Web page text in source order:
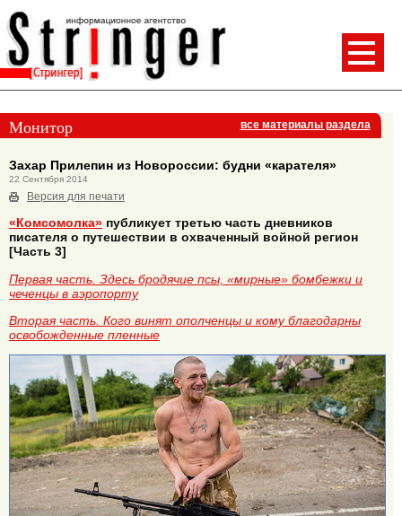
Монитор все материалы раздела
Захар Прилепин из Новороссии: будни «карателя»
22 Сентября 2014
Версия для печати
«Комсомолка» публикует третью часть дневников
писателя о путешествии в охваченный войной регион
[Часть 3]
Первая часть. Здесь бродячие псы, «мирные» бомбежки и
чеченцы в аэропорту
Вторая часть. Кого винят ополченцы и кому благодарны
освобожденные пленные